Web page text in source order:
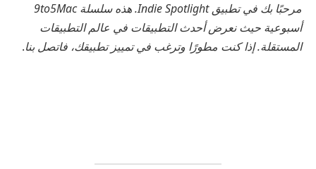
مرحبًا بك في تطبيق Indie Spotlight. هذه سلسلة 9to5Mac
أسبوعية حيث نعرض أحدث التطبيقات في عالم التطبيقات
المستقلة. إذا كنت مطورًا وترغب في تمييز تطبيقك، فاتصل بنا.